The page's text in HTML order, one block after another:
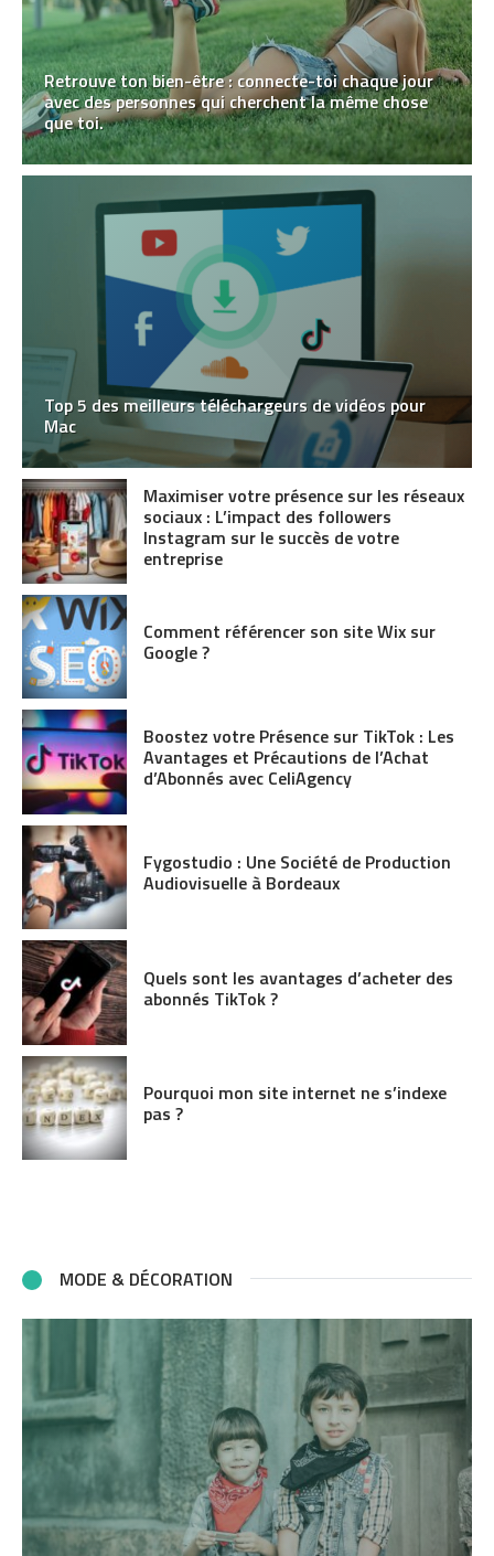
Retrouve ton bien-être : connecte-toi chaque jour
avec des personnes qui cherchent la même chose
que toi.
Top 5 des meilleurs téléchargeurs de vidéos pour
Mac
Maximiser votre présence sur les réseaux
sociaux : L’impact des followers
Instagram sur le succès de votre
entreprise
Comment référencer son site Wix sur
Google ?
Boostez votre Présence sur TikTok : Les
Avantages et Précautions de l’Achat
d’Abonnés avec CeliAgency
Fygostudio : Une Société de Production
Audiovisuelle à Bordeaux
Quels sont les avantages d’acheter des
abonnés TikTok ?
Pourquoi mon site internet ne s’indexe
pas ?
MODE & DÉCORATION